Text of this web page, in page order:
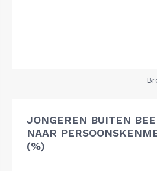
JONGEREN BUITEN
NAAR
(%)